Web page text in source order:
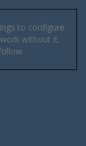
to configure
without it.